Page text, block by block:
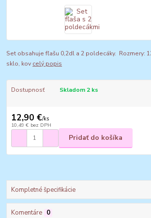
Set obsahuje fľašu 0,2dl a 2 poldecáky. Rozmery:
sklo, kov celý popis
Dostupnosť Skladom 2 ks
12,90 €/ks
10,49 € bez DPH
Pridať do košíka
Kompletné špecifikácie
Komentáre 0